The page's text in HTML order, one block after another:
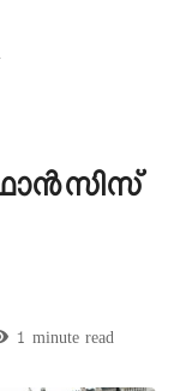
1 minute read